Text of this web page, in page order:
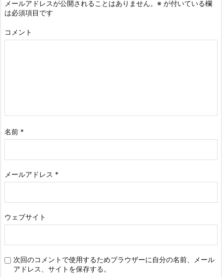
メールアドレスが公開されることはありません。 ※ が付いている欄
は必須項目です
コメント
名前 *
メールアドレス *
ウェブサイト
次回のコメントで使用するためブラウザーに自分の名前、メール
アドレス、サイトを保存する。